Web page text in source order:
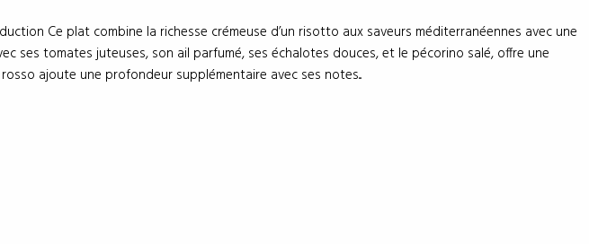
Ce plat combine la richesse crémeuse d’un risotto aux saveurs méditerranéennes avec une
ses tomates juteuses, son ail parfumé, ses échalotes douces, et le pécorino salé, offre une
ajoute une profondeur supplémentaire avec ses notes...